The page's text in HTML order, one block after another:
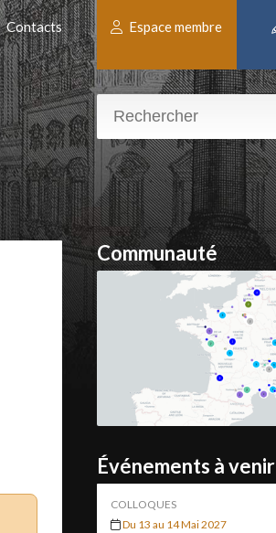
Contacts Espace membre
Communauté
Événements à venir
COLLOQUES
Du 13 au 14 Mai 2027